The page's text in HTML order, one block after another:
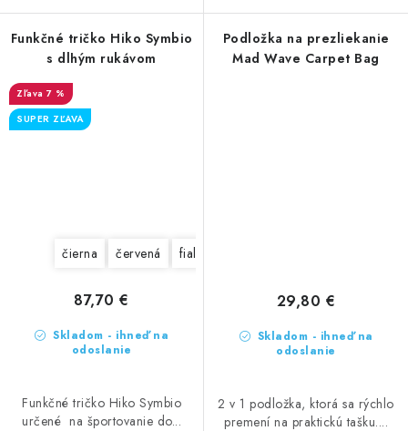
Funkčné tričko Hiko Symbio
s dlhým rukávom
7 %
SUPER ZĽAVA
čierna červená fialová
Skladom - ihneď na
odoslanie
87,70 €
Funkčné tričko Hiko Symbio
určené na športovanie do...
Podložka na prezliekanie
Mad Wave Carpet Bag
Skladom - ihneď na
odoslanie
29,80 €
2 v 1 podložka, ktorá sa rýchlo
premení na praktickú tašku....